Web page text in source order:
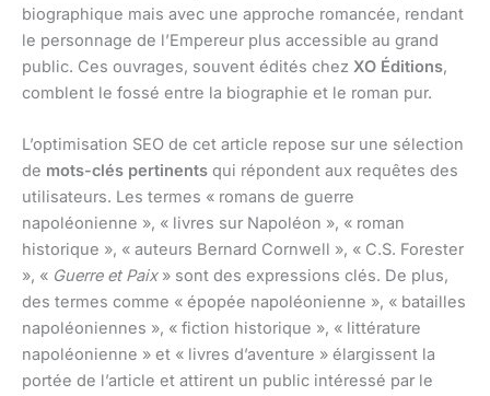
biographique mais avec une approche romancée, rendant
le personnage de l’Empereur plus accessible au grand
public. Ces ouvrages, souvent édités chez XO Éditions,
comblent le fossé entre la biographie et le roman pur.
L’optimisation SEO de cet article repose sur une sélection
de mots-clés pertinents qui répondent aux requêtes des
utilisateurs. Les termes « romans de guerre
napoléonienne », « livres sur Napoléon », « roman
historique », « auteurs Bernard Cornwell », « C.S. Forester
», « Guerre et Paix» sont des expressions clés. De plus,
des termes comme « épopée napoléonienne », « batailles
napoléoniennes », « fiction historique », « littérature
napoléonienne » et « livres d’aventure » élargissent la
portée de l’article et attirent un public intéressé par le